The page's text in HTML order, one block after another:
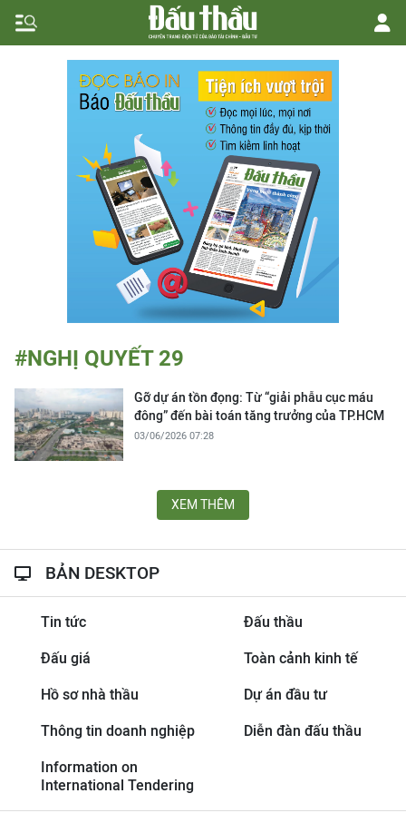
#NGHỊ QUYẾT 29
Gỡ dự án tồn đọng: Từ “giải phẫu cục máu
đông” đến bài toán tăng trưởng của TP.HCM
03/06/2026 07:28
XEM THÊM
BẢN DESKTOP
Tin tức Đấu thầu
Đấu giá Toàn cảnh kinh tế
Hồ sơ nhà thầu Dự án đầu tư
Thông tin doanh nghiệp Diễn đàn đấu thầu
Information on
International Tendering